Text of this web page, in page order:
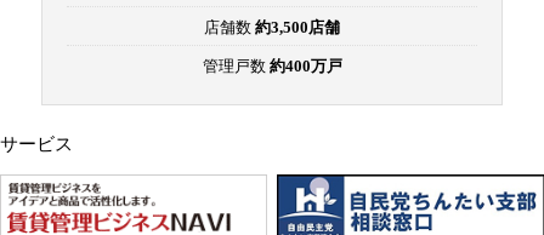
店舗数 約3,500店舗
管理戸数 約400万戸
サービス